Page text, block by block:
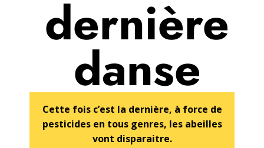
dernière
danse
Cette fois c’est la dernière, à force de
pesticides en tous genres, les abeilles
vont disparaitre.